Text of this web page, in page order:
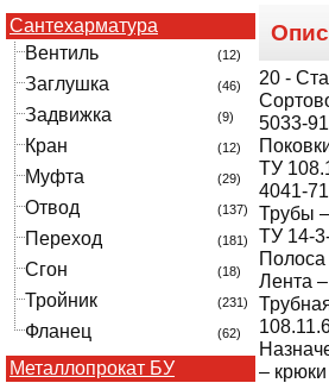
Сантехарматура
Вентиль
(12)
Заглушка (46)
Задвижка (9)
Кран (12)
Муфта (29)
Отвод (137)
Переход (181)
Сгон (18)
Тройник (231)
Фланец (62)
Металлопрокат БУ
20 -
5033-
ТУ
4041-
Трубы
ТУ 14-
Лента
–